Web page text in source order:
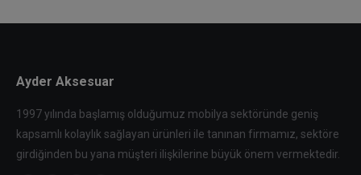
Ayder Aksesuar
1997 yılında başlamış olduğumuz mobilya sektöründe geniş
kapsamlı kolaylık sağlayan ürünleri ile tanınan firmamız, sektöre
girdiğinden bu yana müşteri ilişkilerine büyük önem vermektedir.